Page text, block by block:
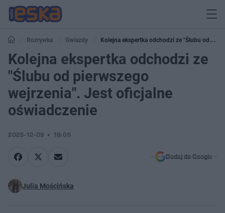
Rozrywka Gwiazdy
Kolejna ekspertka odchodzi ze "Ślubu od
pierwszego wejrzenia". Jest oficjalne oświadczenie
Kolejna ekspertka odchodzi ze
"Ślubu od pierwszego
wejrzenia". Jest oficjalne
oświadczenie
2025-12-09 19:05
Dodaj do Google
Julia Mościńska